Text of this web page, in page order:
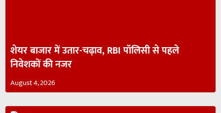
शेयर बाजार में उतार-चढ़ाव, RBI पॉलिसी से पहले
निवेशकों की नजर
August 4, 2026